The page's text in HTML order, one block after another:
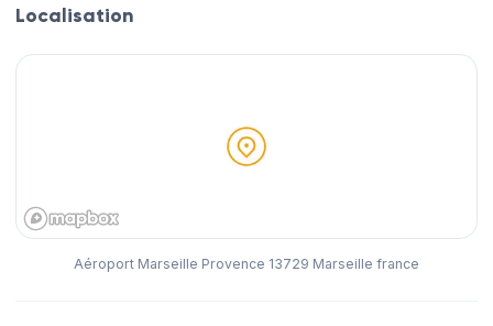
Localisation
Aéroport Marseille Provence 13729 Marseille france